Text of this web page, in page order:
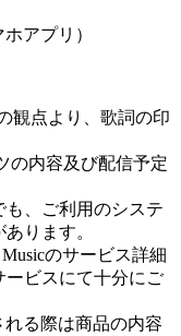
アプリ）
観点より、歌詞の印
の内容及び配信予定
、ご利用のシステ
ります。
のサービス詳細
ービスにて十分にご
れる際は商品の内容